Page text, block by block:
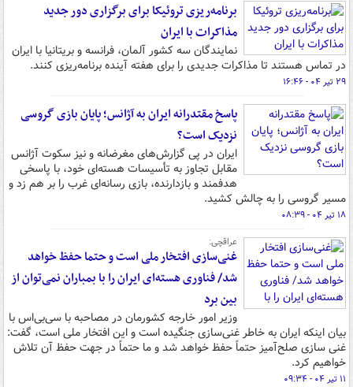
برنامه‌ریزی تروئیکا برای برگزاری دور جدید
مذاکرات با ایران
نمایندگان سه کشور آلمان، فرانسه و بریتانیا با ایران
در تماس هستند تا مذاکرات جدیدی را برای هفته آینده برنامه‌ریزی کنند.
۲۹ تیر ۰۴ - ۱۶:۴۶
پاسخ مقتدرانه ایران به آژانس؛ پایان بازی گروسی
نزدیک است؟
ایران در پی گزارش‌های مغرضانه و نیز سکوت آژانس
مقابل تجاوز به تأسیسات هسته‌ای خود، با پاسخی
هدفمند و بازدارنده، بازی رسانه‌ای غرب را بر هم زد و
مسیر گروسی را به چالش کشید.
۱۸ تیر ۰۴ - ۰۸:۳۹
عراقچی:
غنی‌سازی افتخار ملی است و حتما حفظ خواهد
شد/ فناوری هسته‌ای ایران را با بمباران نمی‌توان از
بین برد
وزیر امور خارجه کشورمان در مصاحبه با سی‌بی‌اس با
بیان اینکه ایران به خاطر غنی‌سازی جنگیده است و این افتخار ملی است، گفت:
غنی سازی صلح‌آمیز حتماً حفظ خواهد شد و ما حتماً در جهت حفظ آن تلاش
خواهیم کرد.
۱۱ تیر ۰۴ - ۰۹:۳۴